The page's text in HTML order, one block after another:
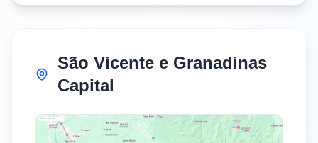
São Vicente e Granadinas
Capital